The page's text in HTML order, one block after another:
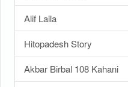
Alif Laila
Hitopadesh Story
Akbar Birbal 108 Kahani